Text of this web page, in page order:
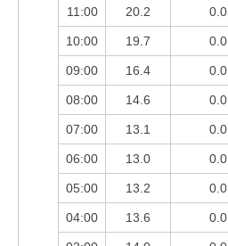
11:00 20.2 0.0
10:00 19.7 0.0
09:00 16.4 0.0
08:00 14.6 0.0
07:00 13.1 0.0
06:00 13.0 0.0
05:00 13.2 0.0
04:00 13.6 0.0